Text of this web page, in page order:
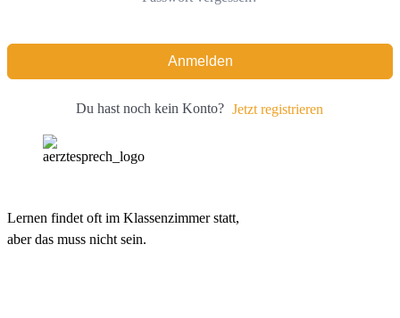
Anmelden
Du hast noch kein Konto? Jetzt registrieren
Lernen findet oft im Klassenzimmer statt,
aber das muss nicht sein.